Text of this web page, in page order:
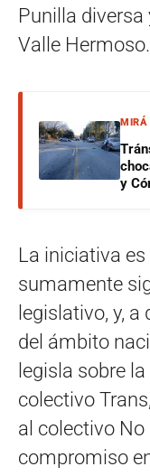
Punilla
Valle Hermoso.
MIRÁ
y
La iniciativa
sumamente
legislativo, y,
del ámbito
legisla sobre
colectivo
al colectivo No
compromiso